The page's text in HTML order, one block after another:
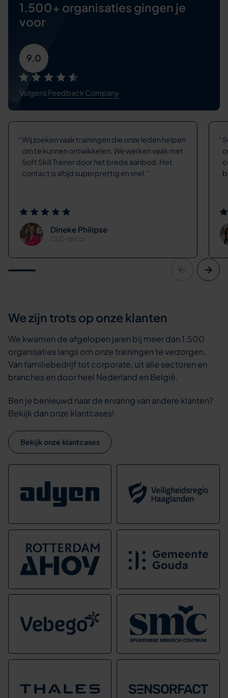
1.500+ organisaties gingen je
voor
9.0
VolgensFeedback Company
Wij zoeken vaak trainingen die onze leden helpen
om te kunnen ontwikkelen. We werken vaak met
Soft Skill Trainer door het brede aanbod. Het
contact is altijd superprettig en snel.
Dineke Philipse
CLC-Vecta
We zijn trots op onze klanten
We kwamen de afgelopen jaren bij meer dan 1.500
organisaties langs om onze trainingen te verzorgen.
Van familiebedrijf tot corporate, uit alle sectoren en
branches en door heel Nederland en België.
Ben je benieuwd naar de ervaring van andere klanten?
Bekijk dan onze klantcases!
Bekijk onze klantcases